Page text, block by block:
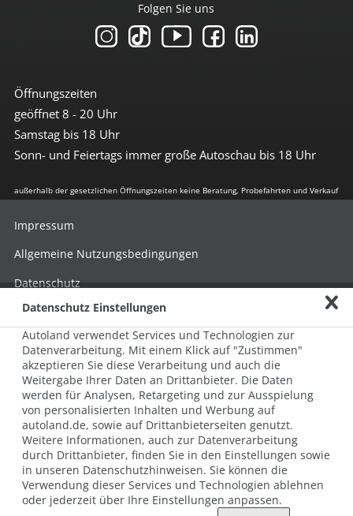
Öffnungszeiten
geöffnet 8 - 20 Uhr
Samstag bis 18 Uhr
Sonn- und Feiertags immer große Autoschau bis 18 Uhr
Folgen Sie uns
außerhalb der gesetzlichen Öffnungszeiten keine Beratung, Probefahrten und Verkauf
© 2026 AUTOLAND 24 SE & Co. Betriebs KG
Werner-von-Siemens-Str. 2, 06796 Brehna, Deutschland
Impressum
Allgemeine Nutzungsbedingungen
Datenschutz
Hinweisgebersystem nach HinSchG
Beschwerde nach LkSG
Grundsatzerklärung zum LkSG
Datenschutz Einstellungen
Autoland verwendet Services und Technologien zur
Datenverarbeitung. Mit einem Klick auf "Zustimmen"
akzeptieren Sie diese Verarbeitung und auch die
Weitergabe Ihrer Daten an Drittanbieter. Die Daten
werden für Analysen, Retargeting und zur Ausspielung
von personalisierten Inhalten und Werbung auf
autoland.de, sowie auf Drittanbieterseiten genutzt.
Weitere Informationen, auch zur Datenverarbeitung
durch Drittanbieter, finden Sie in den Einstellungen sowie
in unseren Datenschutzhinweisen. Sie können die
Verwendung dieser Services und Technologien ablehnen
oder jederzeit über Ihre Einstellungen anpassen.